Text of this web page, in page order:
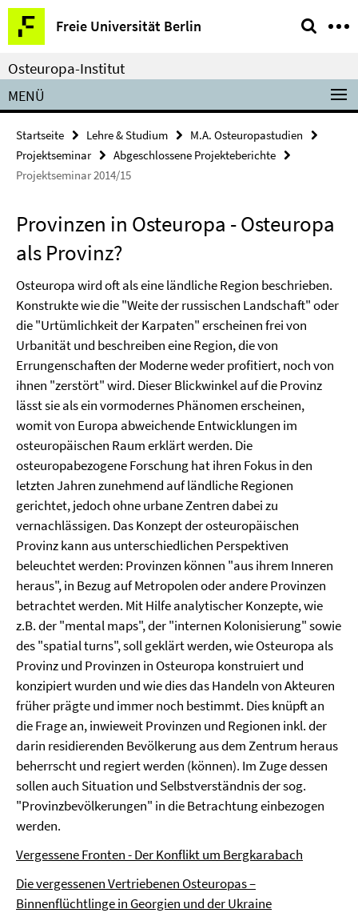
Springe
direkt
zu
Inhalt
Freie Universität Berlin
Service-
Navigation
Osteuropa-Institut
MENÜ
Startseite Lehre & Studium
M.A. Osteuropastudien
Projektseminar
Abgeschlossene Projekteberichte
Projektseminar 2014/15
Provinzen in Osteuropa - Osteuropa
als Provinz?
Osteuropa wird oft als eine ländliche Region beschrieben.
Konstrukte wie die "Weite der russischen Landschaft" oder
die "Urtümlichkeit der Karpaten" erscheinen frei von
Urbanität und beschreiben eine Region, die von
Errungenschaften der Moderne weder profitiert, noch von
ihnen "zerstört" wird. Dieser Blickwinkel auf die Provinz
lässt sie als ein vormodernes Phänomen erscheinen,
womit von Europa abweichende Entwicklungen im
osteuropäischen Raum erklärt werden. Die
osteuropabezogene Forschung hat ihren Fokus in den
letzten Jahren zunehmend auf ländliche Regionen
gerichtet, jedoch ohne urbane Zentren dabei zu
vernachlässigen. Das Konzept der osteuropäischen
Provinz kann aus unterschiedlichen Perspektiven
beleuchtet werden: Provinzen können "aus ihrem Inneren
heraus", in Bezug auf Metropolen oder andere Provinzen
betrachtet werden. Mit Hilfe analytischer Konzepte, wie
z.B. der "mental maps", der "internen Kolonisierung" sowie
des "spatial turns", soll geklärt werden, wie Osteuropa als
Provinz und Provinzen in Osteuropa konstruiert und
konzipiert wurden und wie dies das Handeln von Akteuren
früher prägte und immer noch bestimmt. Dies knüpft an
die Frage an, inwieweit Provinzen und Regionen inkl. der
darin residierenden Bevölkerung aus dem Zentrum heraus
beherrscht und regiert werden (können). Im Zuge dessen
sollen auch Situation und Selbstverständnis der sog.
"Provinzbevölkerungen" in die Betrachtung einbezogen
werden.
Vergessene Fronten - Der Konflikt um Bergkarabach
Die vergessenen Vertriebenen Osteuropas –
Binnenflüchtlinge in Georgien und der Ukraine